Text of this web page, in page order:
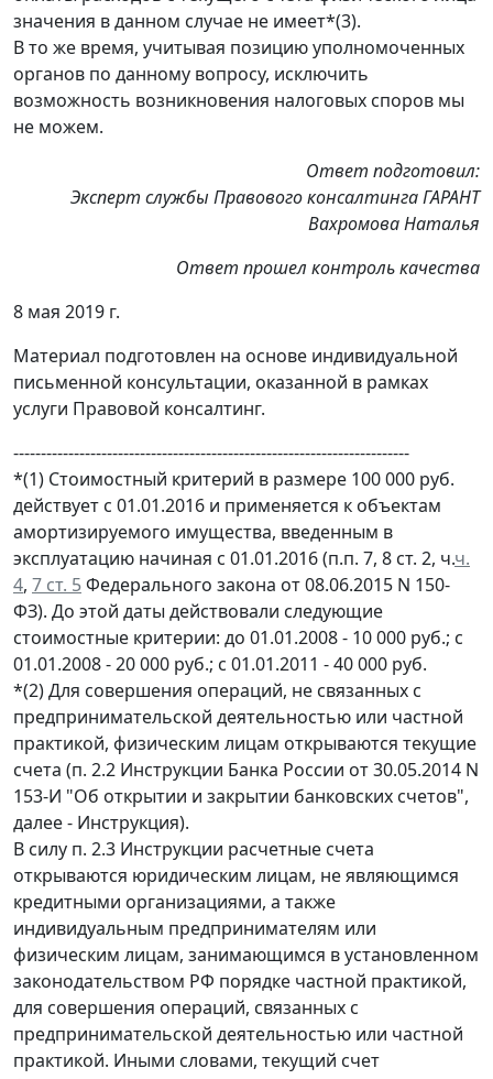
значения в данном случае не имеет*(3).
В то же время, учитывая позицию уполномоченных
органов по данному вопросу, исключить
возможность возникновения налоговых споров мы
не можем.
Ответ подготовил:
Эксперт службы Правового консалтинга ГАРАНТ
Вахромова Наталья
Ответ прошел контроль качества
8 мая 2019 г.
Материал подготовлен на основе индивидуальной
письменной консультации, оказанной в рамках
услуги Правовой консалтинг.
------------------------------------------------------------------------
*(1) Стоимостный критерий в размере 100 000 руб.
действует с 01.01.2016 и применяется к объектам
амортизируемого имущества, введенным в
эксплуатацию начиная с 01.01.2016 (п.п. 7, 8 ст. 2, ч.ч.
4, 7 ст. 5Федерального закона от 08.06.2015 N 150-
ФЗ). До этой даты действовали следующие
стоимостные критерии: до 01.01.2008 - 10 000 руб.; с
01.01.2008 - 20 000 руб.; с 01.01.2011 - 40 000 руб.
*(2) Для совершения операций, не связанных с
предпринимательской деятельностью или частной
практикой, физическим лицам открываются текущие
счета (п. 2.2 Инструкции Банка России от 30.05.2014 N
153-И "Об открытии и закрытии банковских счетов",
далее - Инструкция).
В силу п. 2.3 Инструкции расчетные счета
открываются юридическим лицам, не являющимся
кредитными организациями, а также
индивидуальным предпринимателям или
физическим лицам, занимающимся в установленном
законодательством РФ порядке частной практикой,
для совершения операций, связанных с
предпринимательской деятельностью или частной
практикой. Иными словами, текущий счет